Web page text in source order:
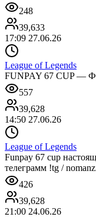
248
39,633
17:09 27.06.26
League of Legends
FUNPAY 67 CUP
557
39,628
14:50 27.06.26
League of Legends
Funpay 67 cup
телеграмм !tg /
426
39,628
21:00 24.06.26